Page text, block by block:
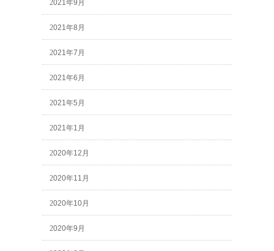
2021年9月
2021年8月
2021年7月
2021年6月
2021年5月
2021年1月
2020年12月
2020年11月
2020年10月
2020年9月